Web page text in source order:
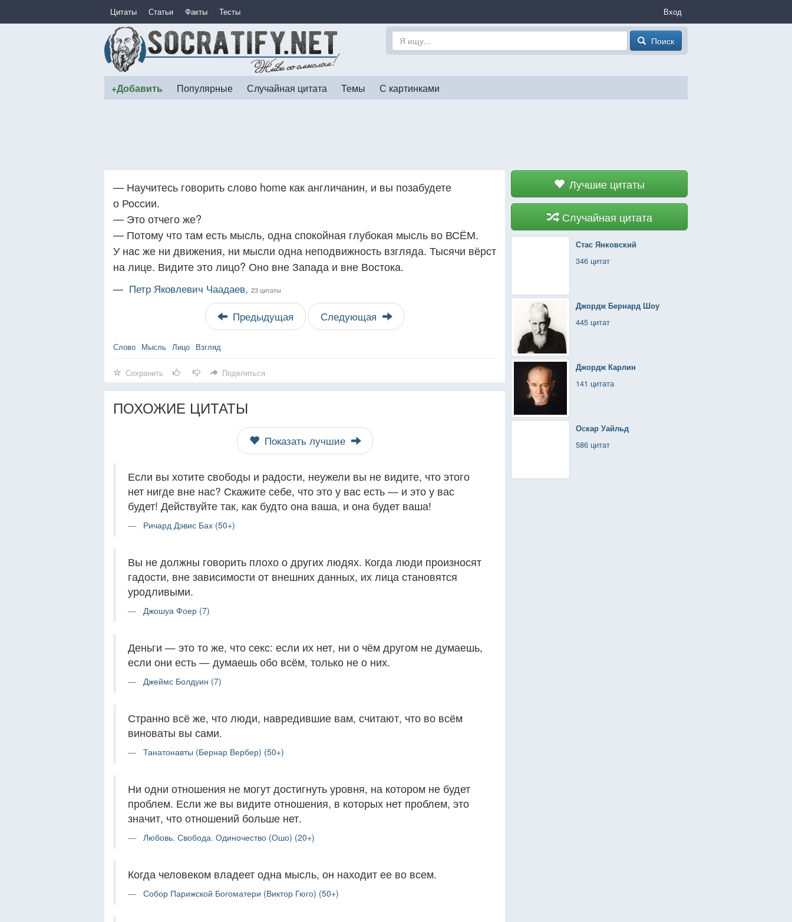
Цитаты Статьи Факты Тесты Вход
Поиск
+Добавить Популярные Случайная цитата Темы С картинками
Лучшие цитаты
Случайная цитата
Стас Янковский
346 цитат
Джордж Бернард Шоу
445 цитат
Джордж Карлин
141 цитата
Оскар Уайльд
586 цитат
— Научитесь говорить слово home как англичанин, и вы позабудете
о России.
— Это отчего же?
— Потому что там есть мысль, одна спокойная глубокая мысль во ВСЁМ.
У нас же ни движения, ни мысли одна неподвижность взгляда. Тысячи вёрст
на лице. Видите это лицо? Оно вне Запада и вне Востока.
— Петр Яковлевич Чаадаев, 23 цитаты
Предыдущая Следующая
Слово Мысль Лицо Взгляд
Сохранить Поделиться
ПОХОЖИЕ ЦИТАТЫ
Показать лучшие
Если вы хотите свободы и радости, неужели вы не видите, что этого
нет нигде вне нас? Скажите себе, что это у вас есть — и это у вас
будет! Действуйте так, как будто она ваша, и она будет ваша!
Ричард Дэвис Бах (50+)
Вы не должны говорить плохо о других людях. Когда люди произносят
гадости, вне зависимости от внешних данных, их лица становятся
уродливыми.
Джошуа Фоер (7)
Деньги — это то же, что секс: если их нет, ни о чём другом не думаешь,
если они есть — думаешь обо всём, только не о них.
Джеймс Болдуин (7)
Странно всё же, что люди, навредившие вам, считают, что во всём
виноваты вы сами.
Танатонавты (Бернар Вербер) (50+)
Ни одни отношения не могут достигнуть уровня, на котором не будет
проблем. Если же вы видите отношения, в которых нет проблем, это
значит, что отношений больше нет.
Любовь. Свобода. Одиночество (Ошо) (20+)
Когда человеком владеет одна мысль, он находит ее во всем.
Собор Парижской Богоматери (Виктор Гюго) (50+)